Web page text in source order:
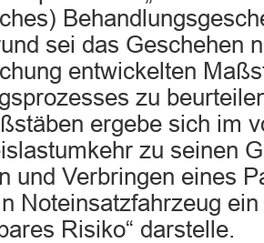
sei das Geschehen
entwickelten
zu
ergebe sich im
zu seinen
und Verbringen eines
Noteinsatzfahrzeug
Risiko“ darstelle.